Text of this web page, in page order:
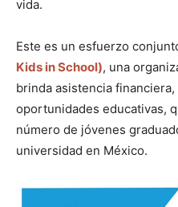
vida.
Este es un esfuerzo
Kids in School), una
brinda asistencia
oportunidades educativas,
número de jóvenes
universidad en México.